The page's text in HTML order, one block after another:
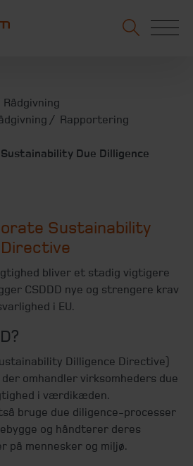
Rådgivning
Rapportering
Due Dilligence
Sustainability
Directive
bliver et stadig vigtigere
CSDDD nye og strengere krav
i EU.
Dilligence Directive)
omhandler virksomheders due
i værdikæden.
bruge due diligence-processer
og håndterer deres
på mennesker og miljø.